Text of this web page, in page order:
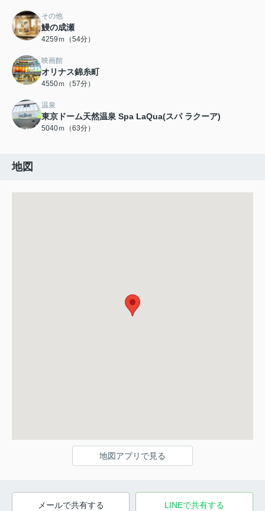
その他
鰻の成瀬
4259ｍ（54分）
映画館
オリナス錦糸町
4550ｍ（57分）
温泉
東京ドーム天然温泉 Spa LaQua(スパ ラクーア)
5040ｍ（63分）
地図
地図アプリで見る
メールで共有する LINEで共有する